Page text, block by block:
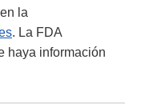
en la
. La FDA
haya información